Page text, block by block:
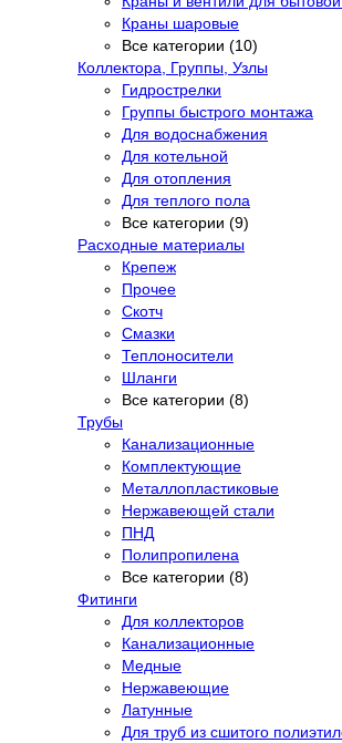
Краны шаровые
Все категории (10)
Коллектора, Группы, Узлы
Гидрострелки
Группы быстрого монтажа
Для водоснабжения
Для котельной
Для отопления
Для теплого пола
Все категории (9)
Расходные материалы
Крепеж
Прочее
Скотч
Смазки
Теплоносители
Шланги
Все категории (8)
Трубы
Канализационные
Комплектующие
Металлопластиковые
Нержавеющей стали
ПНД
Полипропилена
Все категории (8)
Фитинги
Для коллекторов
Канализационные
Медные
Нержавеющие
Латунные
Для труб из сшитого